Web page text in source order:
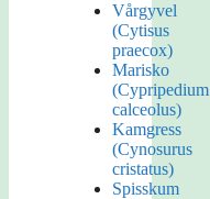
Vårgyvel
(Cytisus
praecox)
Marisko
(Cypripedium
calceolus)
Kamgress
(Cynosurus
cristatus)
Spisskum